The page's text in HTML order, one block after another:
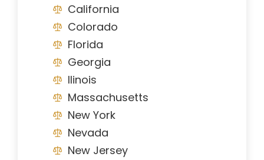
California
Colorado
Florida
Georgia
Ilinois
Massachusetts
New York
Nevada
New Jersey